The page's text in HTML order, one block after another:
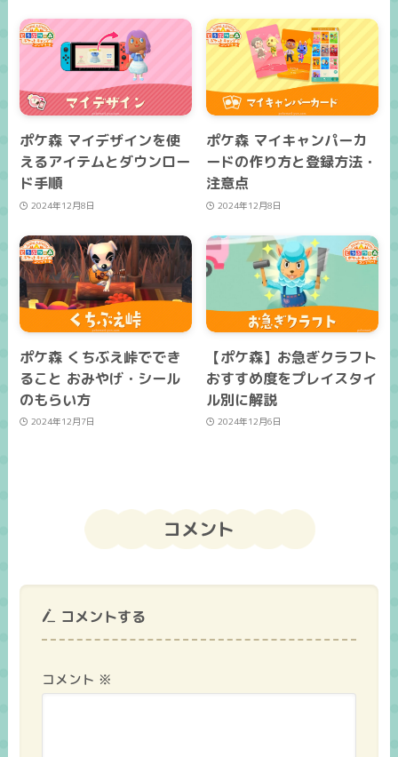
ポケ森 マイデザインを使
えるアイテムとダウンロー
ド手順
2024年12月8日
ポケ森 マイキャンパーカ
ードの作り方と登録方法・
注意点
2024年12月8日
ポケ森 くちぶえ峠ででき
ること おみやげ・シール
のもらい方
2024年12月7日
【ポケ森】お急ぎクラフト
おすすめ度をプレイスタイ
ル別に解説
2024年12月6日
コメント
コメントする
コメント ※